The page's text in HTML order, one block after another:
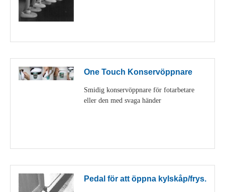
One Touch Konservöppnare
Smidig konservöppnare för fotarbetare
eller den med svaga händer
Pedal för att öppna kylskåp/frys.